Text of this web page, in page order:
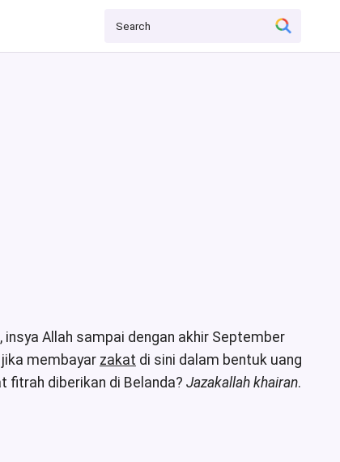
Allah sampai dengan akhir September
membayar zakat di sini dalam bentuk uang
fitrah diberikan di Belanda? Jazakallah khairan.